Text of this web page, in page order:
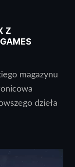
Z
magazynu
dzieła